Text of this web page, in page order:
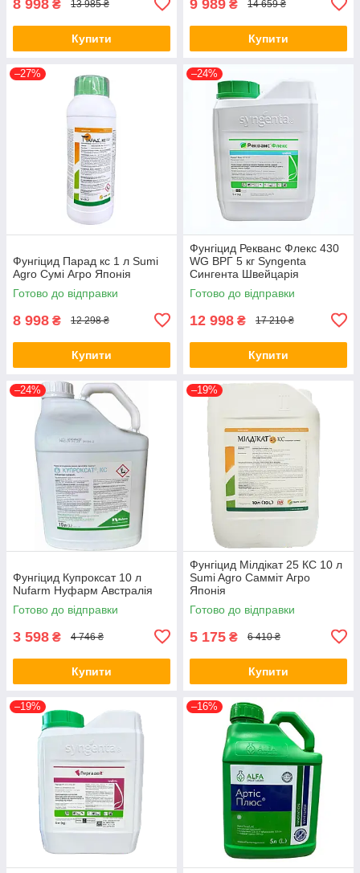
8 998 ₴ 13 985 ₴
Купити
9 989 ₴ 14 659 ₴
Купити
–27%
Фунгіцид Парад кс 1 л Sumi
Agro Сумі Агро Японія
Готово до відправки
8 998 ₴ 12 298 ₴
Купити
–24%
Фунгіцид Рекванс Флекс 430
WG ВРГ 5 кг Syngenta
Сингента Швейцарія
Готово до відправки
12 998 ₴ 17 210 ₴
Купити
–24%
Фунгіцид Купроксат 10 л
Nufarm Нуфарм Австралія
Готово до відправки
3 598 ₴ 4 746 ₴
Купити
–19%
Фунгіцид Мілдікат 25 КС 10 л
Sumi Agro Самміт Агро
Японія
Готово до відправки
5 175 ₴ 6 410 ₴
Купити
–19% –16%